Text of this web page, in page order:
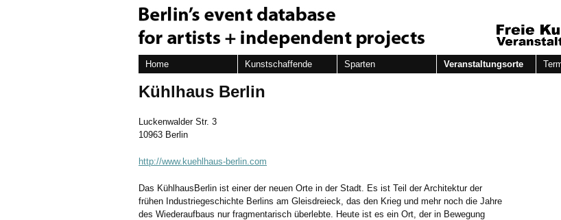
Home Kunstschaffende Sparten Veranstaltungsorte
Kühlhaus Berlin
Luckenwalder Str. 3
10963 Berlin
http://www.kuehlhaus-berlin.com
Das KühlhausBerlin ist einer der neuen Orte in der Stadt. Es ist Teil der Architektur der
frühen Industriegeschichte Berlins am Gleisdreieck, das den Krieg und mehr noch die Jahre
des Wiederaufbaus nur fragmentarisch überlebte. Heute ist es ein Ort, der in Bewegung